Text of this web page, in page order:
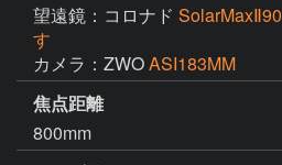
望遠鏡：コロナド
す
カメラ：ZWOASI183MM
焦点距離
800mm